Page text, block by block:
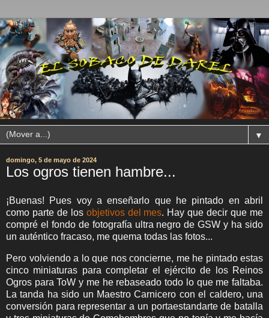
▼
domingo, 5 de mayo de 2024
Los ogros tienen hambre...
¡Buenas! Pues voy a enseñarlo que he pintado en abril
como parte de los objetivos del mes. Hay que decir que me
compré el fondo de fotografía ultra negro de GSW y ha sido
un auténtico fracaso, me quema todas las fotos...
Pero volviendo a lo que nos concierne, me he pintado estas
cinco miniaturas para completar el ejército de los Reinos
Ogros para ToW y me he rebaseado todo lo que me faltaba.
La tanda ha sido un Maestro Carnicero con el caldero, una
conversión para representar a un portaestandarte de batalla